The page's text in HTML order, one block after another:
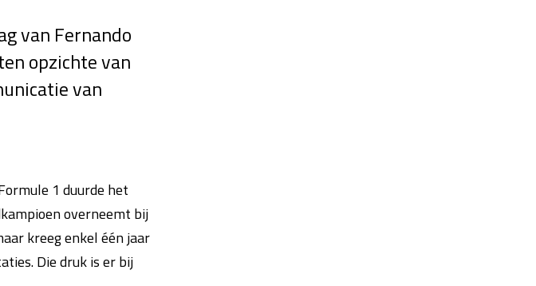
van Fernando
opzichte van
van
1 duurde het
overneemt bij
kreeg enkel één jaar
Die druk is er bij